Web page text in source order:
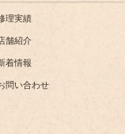
理実績
舗紹介
着情報
問い合わせ